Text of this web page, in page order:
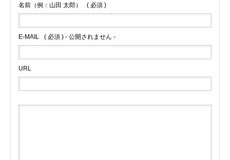
名前（例：山田 太郎） ( 必須 )
E-MAIL ( 必須 ) - 公開されません -
URL